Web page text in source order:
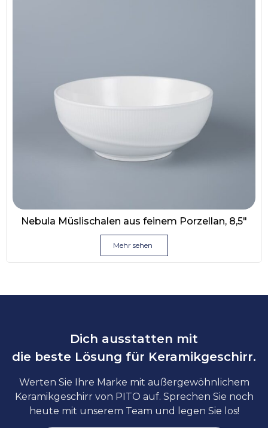
Nebula Müslischalen aus feinem Porzellan, 8,5″
Mehr sehen
Dich ausstatten mit
die beste Lösung für Keramikgeschirr.
Werten Sie Ihre Marke mit außergewöhnlichem
Keramikgeschirr von PITO auf. Sprechen Sie noch
heute mit unserem Team und legen Sie los!